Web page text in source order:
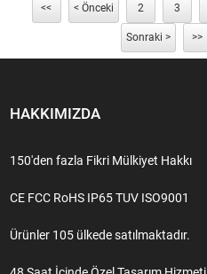
<< < Önceki 2 3
Sonraki > >>
HAKKIMIZDA
150'den fazla Fikri Mülkiyet Hakkı
CE FCC RoHS IP65 TUV ISO9001
Ürünler 105 ülkede satılmaktadır.